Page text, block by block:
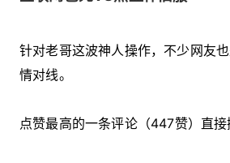
针对老哥这波神人操作，不少网友
情对线。
点赞最高的一条评论（447赞）直接